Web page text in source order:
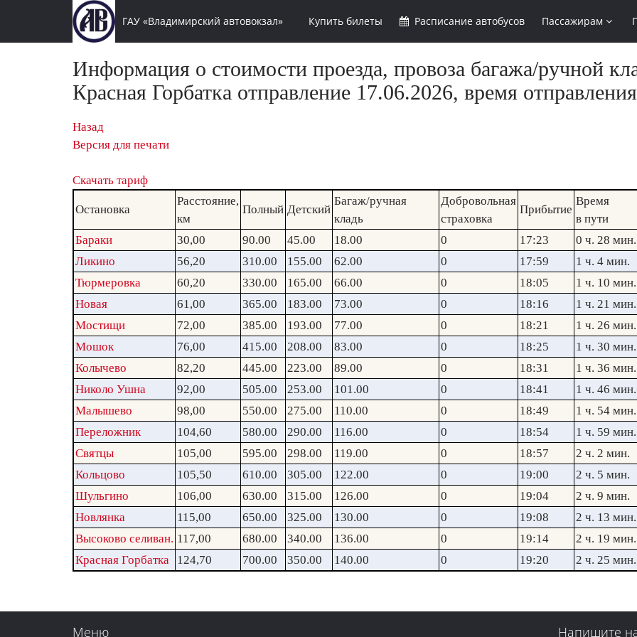
ГАУ «Владимирский автовокзал» Купить билеты Расписание автобусов Пассажирам
Информация о стоимости проезда, провоза багажа/ручной
Красная Горбатка отправление 17.06.2026, время
Назад
Версия для печати
Скачать тариф
Остановка
Расстояние,
км
Полный Детский
Багаж/ручная
кладь
Добровольная
страховка
Прибытие
Время
в пути
Бараки
30,00 90.00 45.00 18.00 0 17:23
0 ч. 28 мин.
Ликино
56,20 310.00 155.00 62.00 0 17:59
1 ч. 4 мин.
Тюрмеровка
60,20 330.00 165.00 66.00 0 18:05
1 ч. 10 мин.
Новая
61,00 365.00 183.00 73.00 0 18:16
1 ч. 21 мин.
Мостищи
72,00 385.00 193.00 77.00 0 18:21
1 ч. 26 мин.
Мошок
76,00 415.00 208.00 83.00 0 18:25
1 ч. 30 мин.
Колычево
82,20 445.00 223.00 89.00 0 18:31
1 ч. 36 мин.
Николо Ушна
92,00 505.00 253.00 101.00 0 18:41
1 ч. 46 мин.
Малышево
98,00 550.00 275.00 110.00 0 18:49
1 ч. 54 мин.
Переложник
104,60 580.00 290.00 116.00 0 18:54
1 ч. 59 мин.
Святцы
105,00 595.00 298.00 119.00 0 18:57
2 ч. 2 мин.
Кольцово
105,50 610.00 305.00 122.00 0 19:00
2 ч. 5 мин.
Шульгино
106,00 630.00 315.00 126.00 0 19:04
2 ч. 9 мин.
Новлянка
115,00 650.00 325.00 130.00 0 19:08
2 ч. 13 мин.
Высоково селиван. 117,00 680.00 340.00 136.00 0 19:14
2 ч. 19 мин.
Красная Горбатка
124,70 700.00 350.00 140.00 0 19:20 2 ч. 25 мин.
Меню Напишите